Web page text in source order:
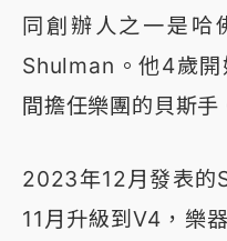
同創辦人之一是哈
Shulman。他4歲
間擔任樂團的貝斯手
2023年12月發表的
11月升級到V4，樂